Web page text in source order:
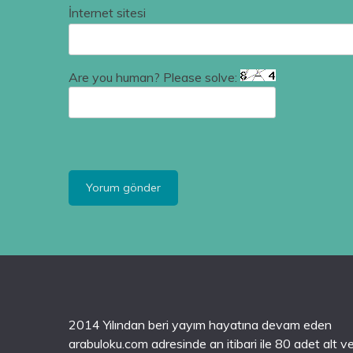
İnternet sitesi
Are you human? Please solve:
2014 Yılından beri yayım hayatına devam eden
arabuloku.com adresinde an itibari ile 80 adet alt